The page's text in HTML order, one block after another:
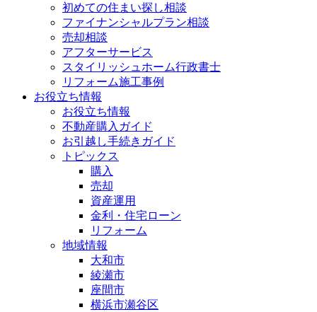
初めての住まい探し相談
ファイナンシャルプラン相談
売却相談
アフターサービス
スタイリッシュホーム行政書士
リフォーム施工事例
お役立ち情報
お役立ち情報
不動産購入ガイド
お引越し手続きガイド
トピックス
購入
売却
資産運用
金利・住宅ローン
リフォーム
地域情報
大和市
綾瀬市
座間市
横浜市瀬谷区